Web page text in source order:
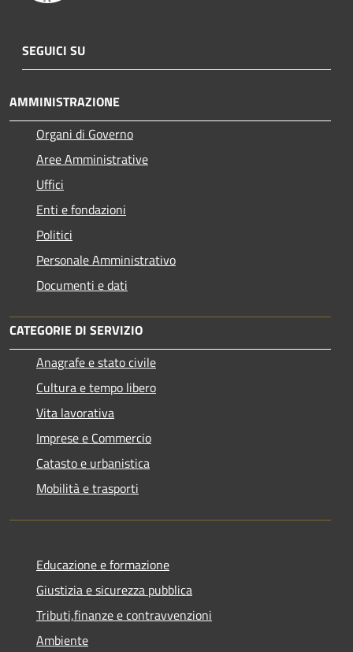
SEGUICI SU
AMMINISTRAZIONE
Organi di Governo
Aree Amministrative
Uffici
Enti e fondazioni
Politici
Personale Amministrativo
Documenti e dati
CATEGORIE DI SERVIZIO
Anagrafe e stato civile
Cultura e tempo libero
Vita lavorativa
Imprese e Commercio
Catasto e urbanistica
Mobilità e trasporti
Educazione e formazione
Giustizia e sicurezza pubblica
Tributi,finanze e contravvenzioni
Ambiente